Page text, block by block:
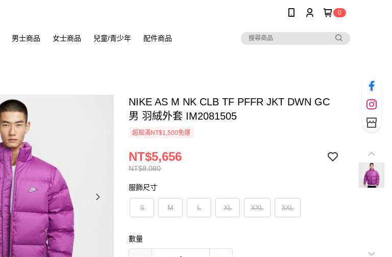
0
男士商品 女士商品 兒童/青少年 配件商品
NIKE AS M NK CLB TF PFFR JKT DWN GC
男 羽絨外套 IM2081505
超取滿NT$1,500免運
NT$8,080
NT$5,656
服飾尺寸
S M L XL XXL 3XL
數量